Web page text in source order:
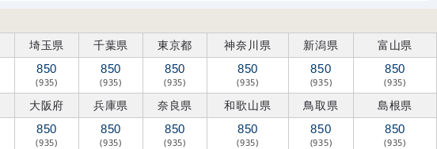
埼玉県 千葉県 東京都 神奈川県 新潟県 富山県
850
(935)
850
(935)
850
(935)
850
(935)
850
(935)
850
(935)
大阪府 兵庫県 奈良県 和歌山県 鳥取県 島根県
850
(935)
850
(935)
850
(935)
850
(935)
850
(935)
850
(935)